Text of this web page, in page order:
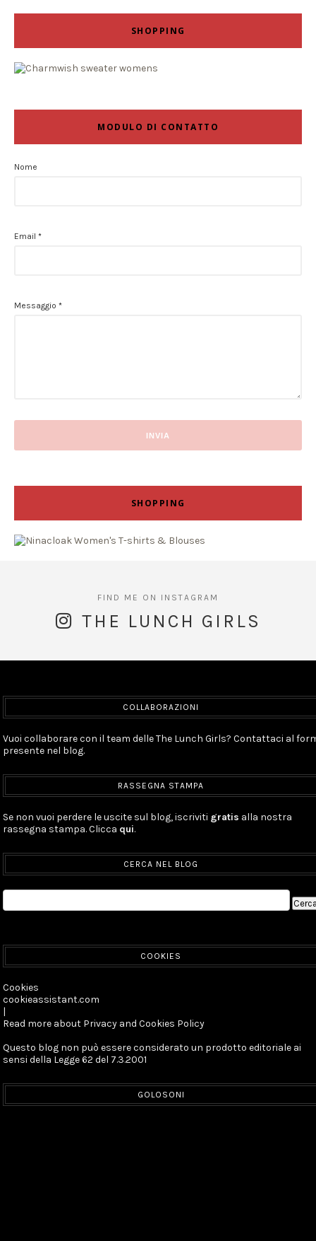
SHOPPING
MODULO DI CONTATTO
Nome
Email *
Messaggio *
SHOPPING
THE LUNCH GIRLS
COLLABORAZIONI
Vuoi collaborare con il team delle The Lunch Girls? Contattaci al
presente nel blog.
RASSEGNA STAMPA
Se non vuoi perdere le uscite sul blog, iscriviti gratis alla nostra
rassegna stampa. Clicca qui.
CERCA NEL BLOG
COOKIES
Cookies
cookieassistant.com
|
Read more about Privacy and Cookies Policy
Questo blog non può essere considerato un prodotto editoriale ai
sensi della Legge 62 del 7.3.2001
GOLOSONI